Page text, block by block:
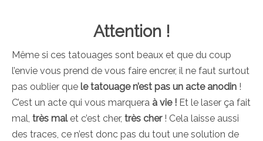
Attention !
Même si ces tatouages sont beaux et que du coup
l’envie vous prend de vous faire encrer, il ne faut surtout
pas oublier que le tatouage n’est pas un acte anodin !
C’est un acte qui vous marquera à vie ! Et le laser ça fait
mal, très malet c’est cher, très cher! Cela laisse aussi
des traces, ce n’est donc pas du tout une solution de